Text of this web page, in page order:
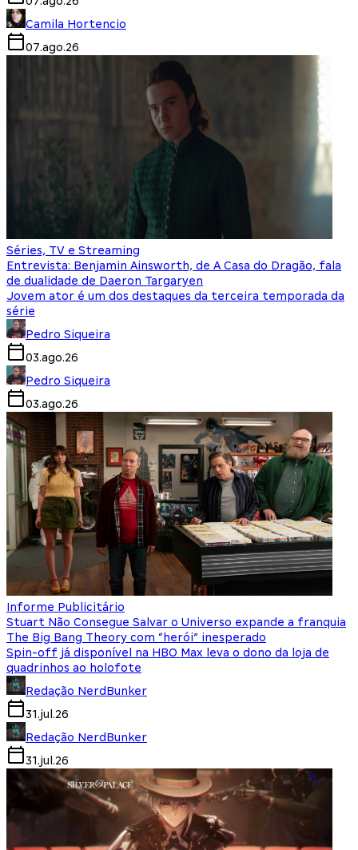
Camila Hortencio
07.ago.26
Séries, TV e Streaming
Entrevista: Benjamin Ainsworth, de A Casa do Dragão, fala
de dualidade de Daeron Targaryen
Jovem ator é um dos destaques da terceira temporada da
série
Pedro Siqueira
03.ago.26
Pedro Siqueira
03.ago.26
Informe Publicitário
Stuart Não Consegue Salvar o Universo expande a franquia
The Big Bang Theory com “herói” inesperado
Spin-off já disponível na HBO Max leva o dono da loja de
quadrinhos ao holofote
Redação NerdBunker
31.jul.26
Redação NerdBunker
31.jul.26